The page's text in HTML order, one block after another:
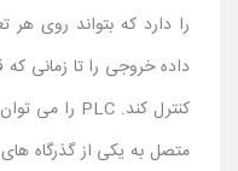
را دارد که بتواند روی هر
داده خروجی را تا زمانی